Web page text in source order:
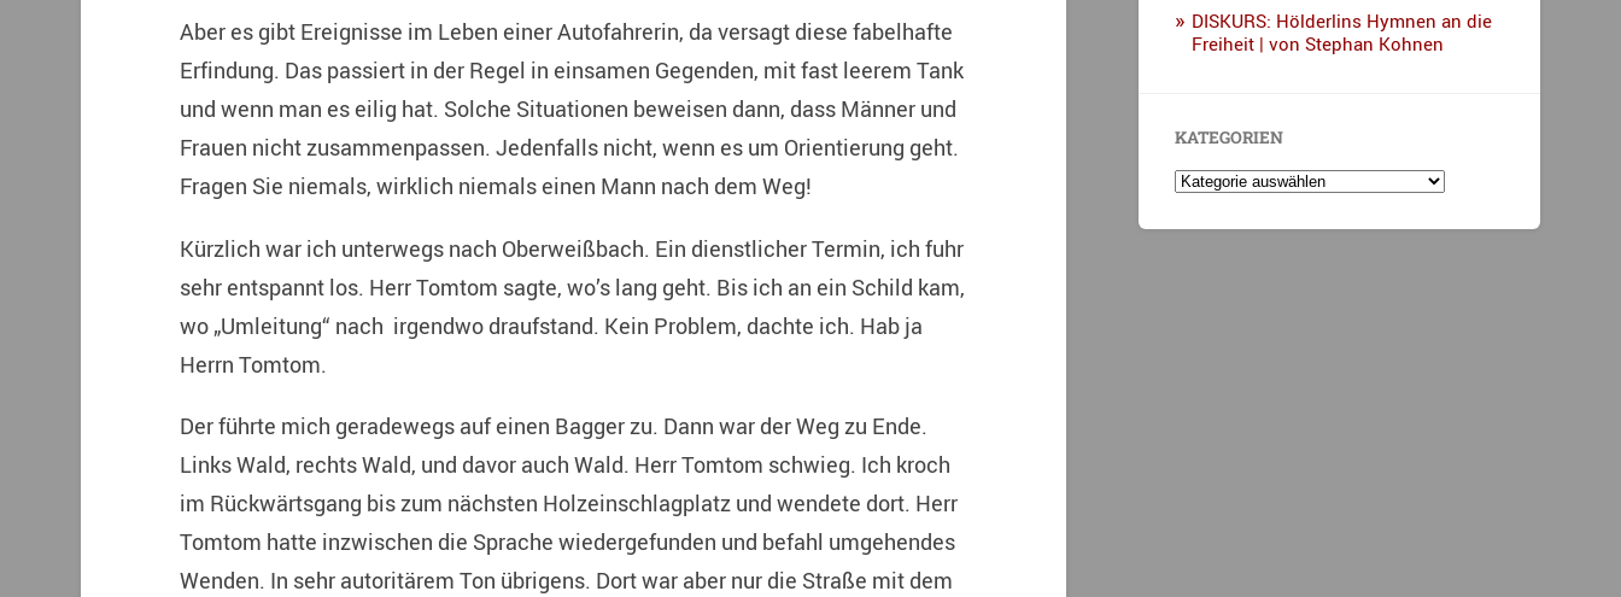
Aber es gibt Ereignisse im Leben einer Autofahrerin, da versagt diese fabelhafte
Erfindung. Das passiert in der Regel in einsamen Gegenden, mit fast leerem Tank
und wenn man es eilig hat. Solche Situationen beweisen dann, dass Männer und
Frauen nicht zusammenpassen. Jedenfalls nicht, wenn es um Orientierung geht.
Fragen Sie niemals, wirklich niemals einen Mann nach dem Weg!
Kürzlich war ich unterwegs nach Oberweißbach. Ein dienstlicher Termin, ich fuhr
sehr entspannt los. Herr Tomtom sagte, wo’s lang geht. Bis ich an ein Schild kam,
wo „Umleitung“ nach irgendwo draufstand. Kein Problem, dachte ich. Hab ja
Herrn Tomtom.
Der führte mich geradewegs auf einen Bagger zu. Dann war der Weg zu Ende.
Links Wald, rechts Wald, und davor auch Wald. Herr Tomtom schwieg. Ich kroch
im Rückwärtsgang bis zum nächsten Holzeinschlagplatz und wendete dort. Herr
Tomtom hatte inzwischen die Sprache wiedergefunden und befahl umgehendes
Wenden. In sehr autoritärem Ton übrigens. Dort war aber nur die Straße mit dem
DISKURS: Hölderlins Hymnen an die
Freiheit | von Stephan Kohnen
KATEGORIEN